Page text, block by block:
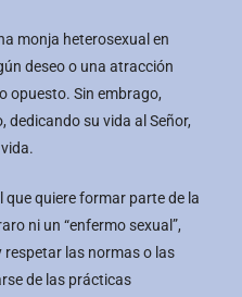
monja heterosexual en
deseo o una atracción
opuesto. Sin embrago,
su vida al Señor,
que quiere formar parte de la
ni un “enfermo sexual”,
respetar las normas o las
de las prácticas